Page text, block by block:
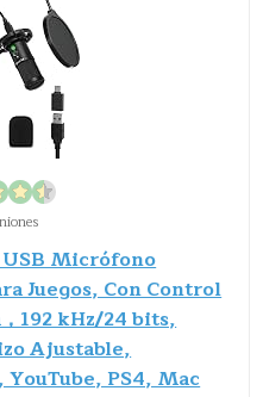
Micrófono
Juegos, Con Control
192 kHz/24 bits,
Ajustable,
PS4, Mac